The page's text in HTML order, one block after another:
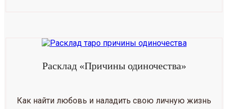
Расклад «Причины одиночества»
Как найти любовь и наладить свою личную жизнь